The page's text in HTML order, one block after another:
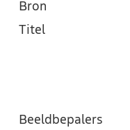
Bron
Titel
Beeldbepalers